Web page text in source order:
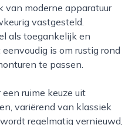
van moderne apparatuur
vastgesteld.
als toegankelijk en
is om rustig rond
te passen.
variërend van klassiek
regelmatig vernieuwd,